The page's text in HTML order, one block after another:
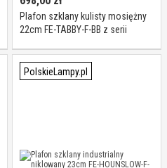
Plafon szklany kulisty mosiężny
22cm FE-TABBY-F-BB z serii
PolskieLampy.pl